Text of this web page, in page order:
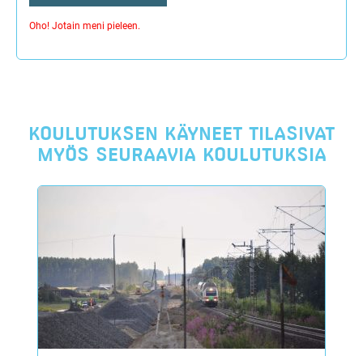
Oho! Jotain meni pieleen.
KOULUTUKSEN KÄYNEET TILASIVAT
MYÖS SEURAAVIA KOULUTUKSIA